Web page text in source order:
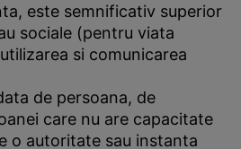
este semnificativ superior
sociale (pentru viata
si comunicarea
de persoana, de
care nu are capacitate
o autoritate sau instanta